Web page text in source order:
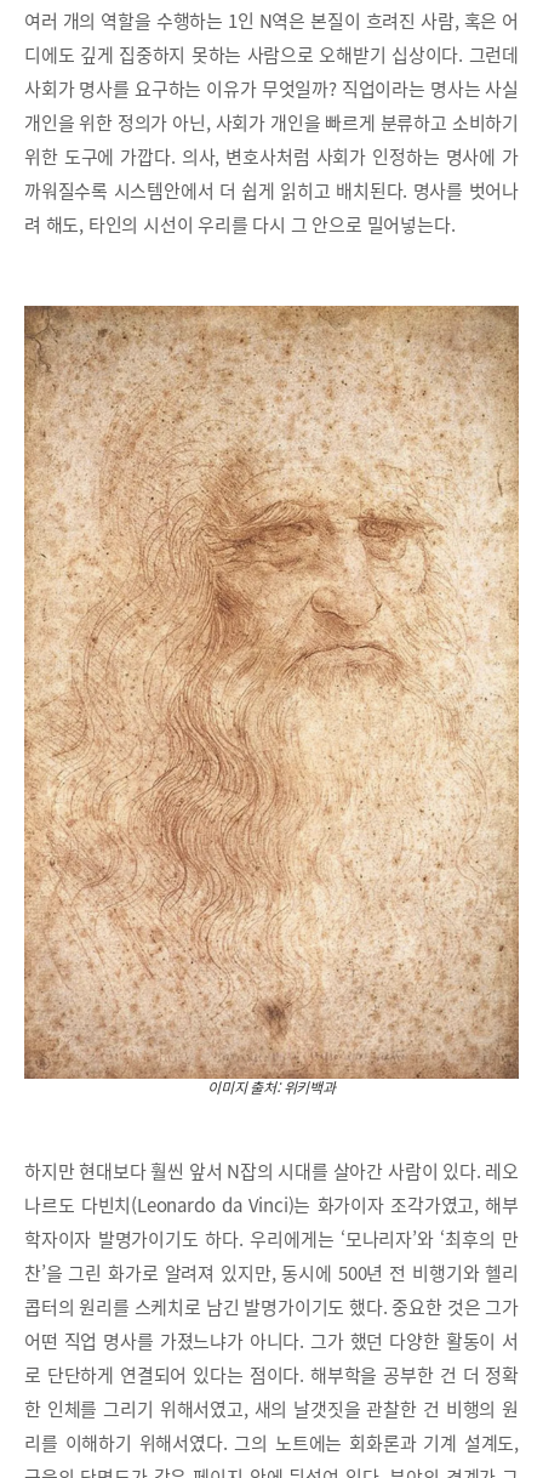
여러 개의 역할을 수행하는 1인 N역은 본질이 흐려진 사람, 혹은 어
디에도 깊게 집중하지 못하는 사람으로 오해받기 십상이다. 그런데
사회가 명사를 요구하는 이유가 무엇일까? 직업이라는 명사는 사실
개인을 위한 정의가 아닌, 사회가 개인을 빠르게 분류하고 소비하기
위한 도구에 가깝다. 의사, 변호사처럼 사회가 인정하는 명사에 가
까워질수록 시스템안에서 더 쉽게 읽히고 배치된다. 명사를 벗어나
려 해도, 타인의 시선이 우리를 다시 그 안으로 밀어넣는다.
이미지 출처: 위키백과
하지만 현대보다 훨씬 앞서 N잡의 시대를 살아간 사람이 있다. 레오
나르도 다빈치(Leonardo da Vinci)는 화가이자 조각가였고, 해부
학자이자 발명가이기도 하다. 우리에게는 ‘모나리자’와 ‘최후의 만
찬’을 그린 화가로 알려져 있지만, 동시에 500년 전 비행기와 헬리
콥터의 원리를 스케치로 남긴 발명가이기도 했다. 중요한 것은 그가
어떤 직업 명사를 가졌느냐가 아니다. 그가 했던 다양한 활동이 서
로 단단하게 연결되어 있다는 점이다. 해부학을 공부한 건 더 정확
한 인체를 그리기 위해서였고, 새의 날갯짓을 관찰한 건 비행의 원
리를 이해하기 위해서였다. 그의 노트에는 회화론과 기계 설계도,